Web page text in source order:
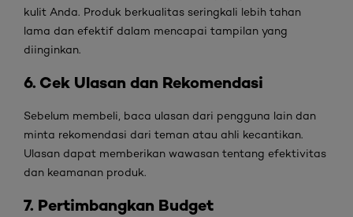
kulit Anda. Produk berkualitas seringkali lebih tahan
lama dan efektif dalam mencapai tampilan yang
diinginkan.
6. Cek Ulasan dan Rekomendasi
Sebelum membeli, baca ulasan dari pengguna lain dan
minta rekomendasi dari teman atau ahli kecantikan.
Ulasan dapat memberikan wawasan tentang efektivitas
dan keamanan produk.
7. Pertimbangkan Budget